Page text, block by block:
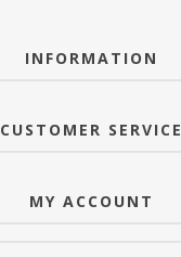
INFORMATION
CUSTOMER SERVICE
MY ACCOUNT